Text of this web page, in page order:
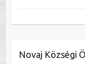
Novaj Községi